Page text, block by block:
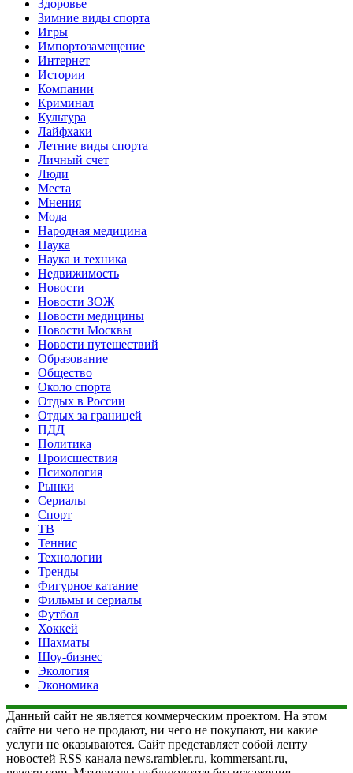
Здоровье
Зимние виды спорта
Игры
Импортозамещение
Интернет
Истории
Компании
Криминал
Культура
Лайфхаки
Летние виды спорта
Личный счет
Люди
Места
Мнения
Мода
Народная медицина
Наука
Наука и техника
Недвижимость
Новости
Новости ЗОЖ
Новости медицины
Новости Москвы
Новости путешествий
Образование
Общество
Около спорта
Отдых в России
Отдых за границей
ПДД
Политика
Происшествия
Психология
Рынки
Сериалы
Спорт
ТВ
Теннис
Технологии
Тренды
Фигурное катание
Фильмы и сериалы
Футбол
Хоккей
Шахматы
Шоу-бизнес
Экология
Экономика
Данный сайт не является коммерческим проектом. На этом
сайте ни чего не продают, ни чего не покупают, ни какие
услуги не оказываются. Сайт представляет собой ленту
новостей RSS канала news.rambler.ru, kommersant.ru,